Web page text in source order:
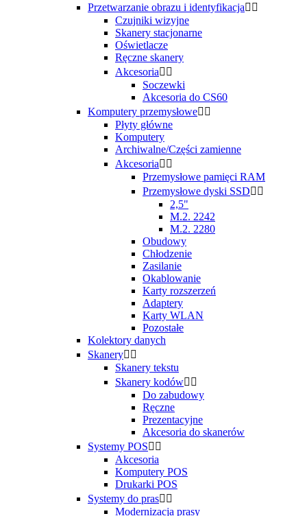
Przetwarzanie obrazu i identyfikacja 
Czujniki wizyjne
Skanery stacjonarne
Oświetlacze
Ręczne skanery
Akcesoria 
Soczewki
Akcesoria do CS60
Komputery przemysłowe 
Płyty główne
Komputery
Archiwalne/Części zamienne
Akcesoria 
Przemysłowe pamięci RAM
Przemysłowe dyski SSD 
2,5"
M.2. 2242
M.2. 2280
Obudowy
Chłodzenie
Zasilanie
Okablowanie
Karty rozszerzeń
Adaptery
Karty WLAN
Pozostałe
Kolektory danych
Skanery 
Skanery tekstu
Skanery kodów 
Do zabudowy
Ręczne
Prezentacyjne
Akcesoria do skanerów
Systemy POS 
Akcesoria
Komputery POS
Drukarki POS
Systemy do pras 
Modernizacja prasy